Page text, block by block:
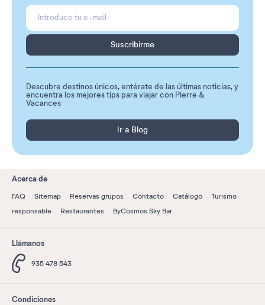
Suscribirme
Descubre destinos únicos, entérate de las últimas noticias, y
encuentra los mejores tips para viajar con Pierre &
Vacances
Ir a Blog
Acerca de
FAQ Sitemap Reservas grupos Contacto Catálogo
Turismo
responsable
Restaurantes ByCosmos Sky Bar
Llámanos
935 478 543
Condiciones